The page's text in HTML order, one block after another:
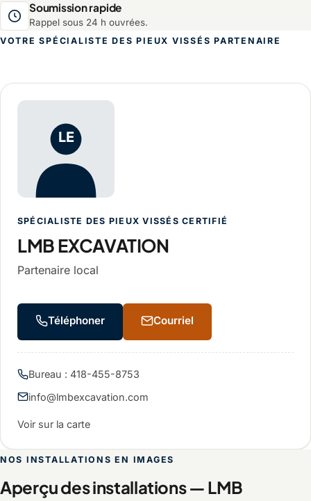
Soumission rapide
Rappel sous 24 h ouvrées.
VOTRE SPÉCIALISTE DES PIEUX VISSÉS PARTENAIRE
LE
SPÉCIALISTE DES PIEUX VISSÉS CERTIFIÉ
LMB EXCAVATION
Partenaire local
Téléphoner Courriel
Bureau : 418-455-8753
info@lmbexcavation.com
Voir sur la carte
NOS INSTALLATIONS EN IMAGES
Aperçu des installations — LMB